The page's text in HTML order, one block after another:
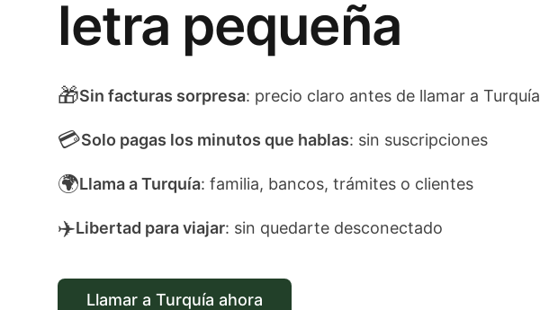
letra pequeña
🎁Sin facturas sorpresa: precio claro antes de llamar a Turquía
💳Solo pagas los minutos que hablas: sin suscripciones
🌍Llama a Turquía: familia, bancos, trámites o clientes
✈️Libertad para viajar: sin quedarte desconectado
Llamar a Turquía ahora